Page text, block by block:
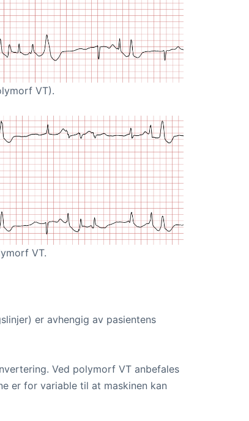
VT).
VT.
er avhengig av pasientens
Ved polymorf VT anbefales
er for variable til at maskinen kan